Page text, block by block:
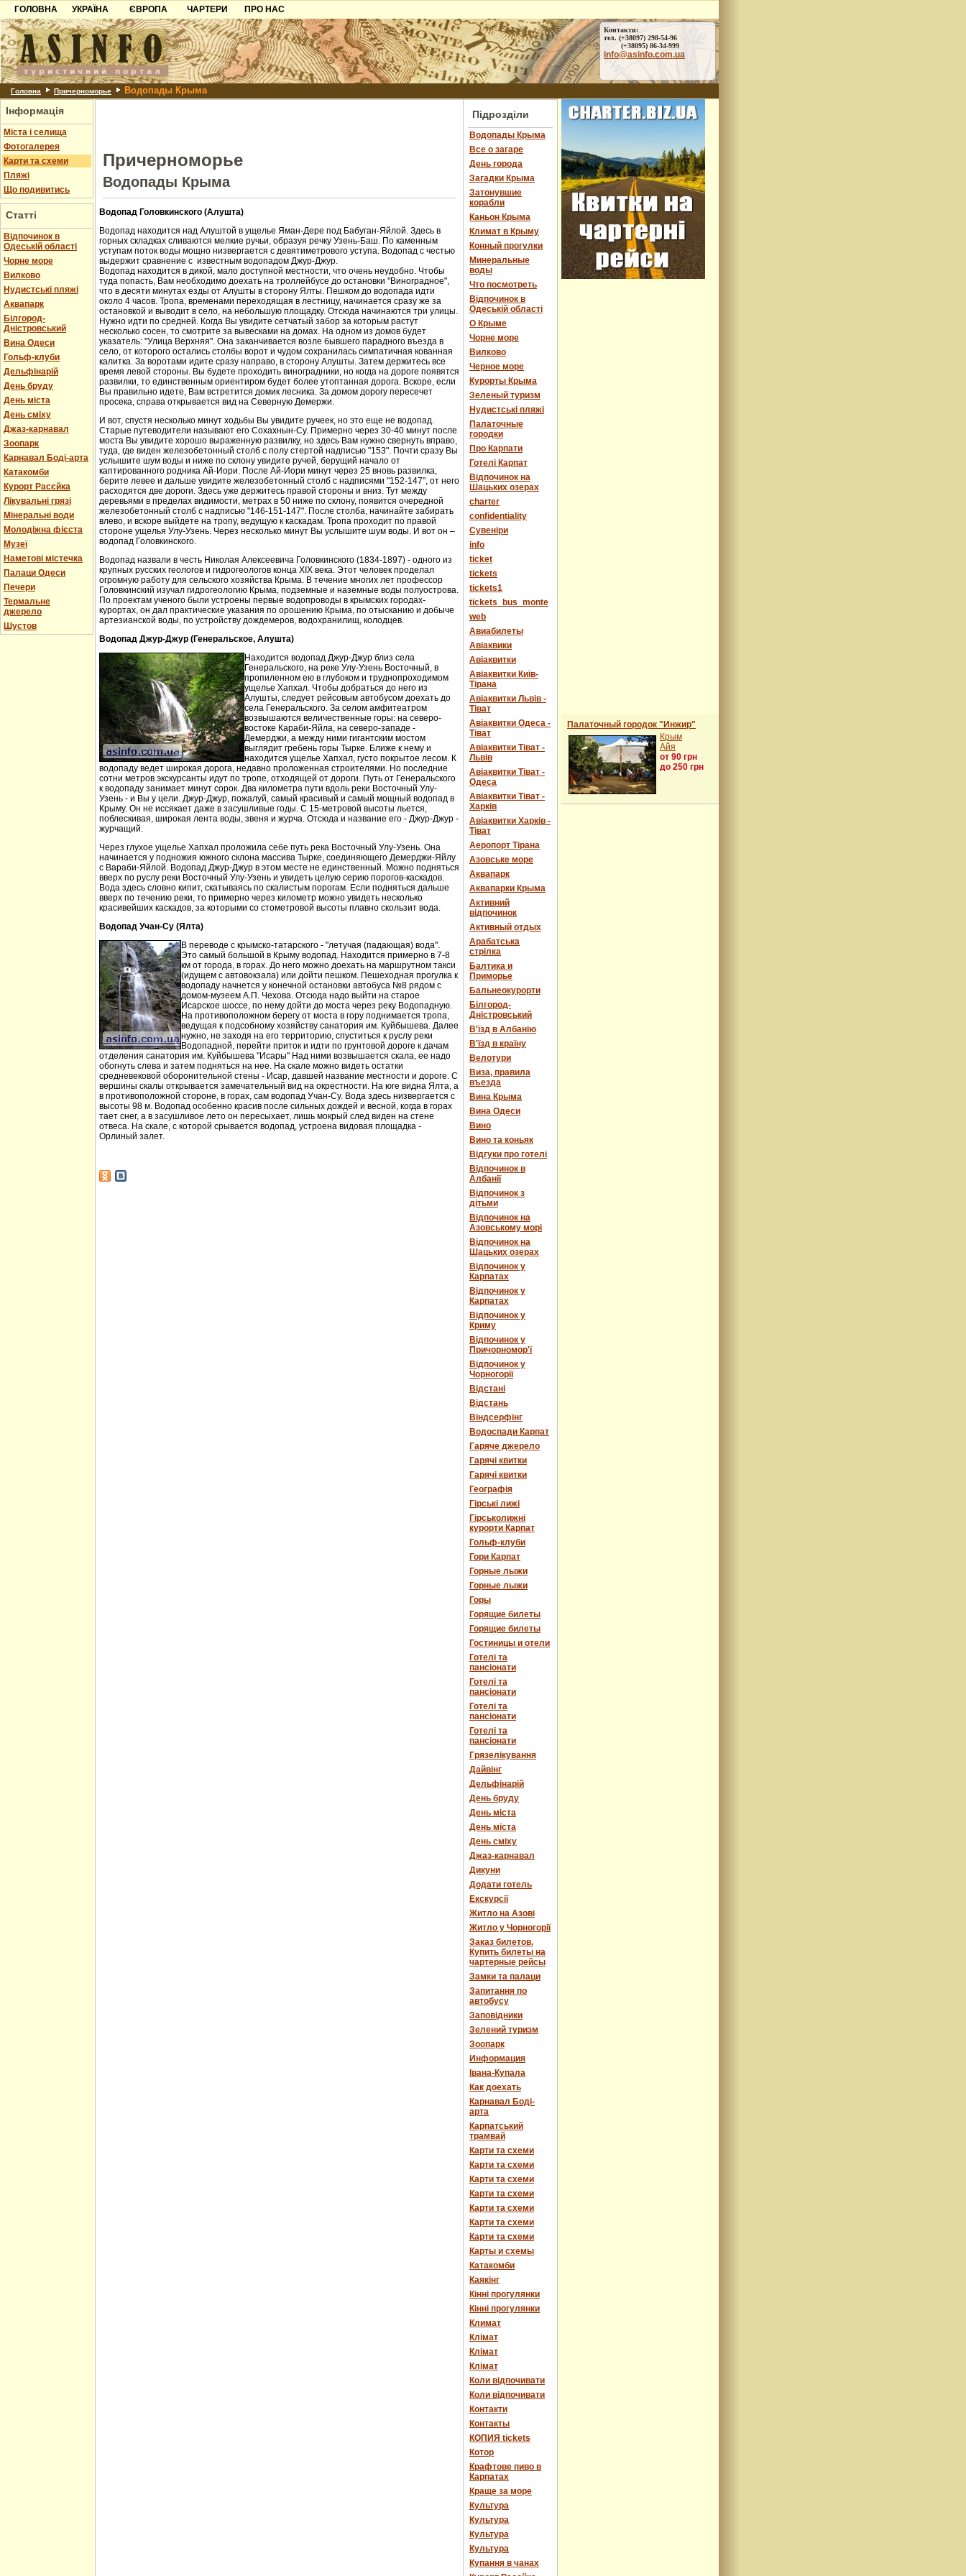
ГОЛОВНА
УКРАЇНА
Карпати
Азов
Причорноморря
Шацьк
ЄВРОПА
Чорногорія
Хорватія
Болгарія
Албанія
ЧАРТЕРИ
ПРО НАС
Контакти
Партнерам
Додати готель
Контакти:
тел. (+38097) 298-54-96
(+38095) 86-34-999
info@asinfo.com.ua
Головна Причерноморье Водопады Крыма
Інформація
Міста і селища
Фотогалерея
Карти та схеми
Пляжі
Що подивитись
Статті
Відпочинок в
Одеській області
Чорне море
Вилково
Нудистські пляжі
Аквапарк
Білгород-
Дністровський
Вина Одеси
Гольф-клуби
Дельфінарій
День бруду
День міста
День сміху
Джаз-карнавал
Зоопарк
Карнавал Боді-арта
Катакомби
Курорт Расєйка
Лікувальні грязі
Мінеральні води
Молодіжна фієста
Музеї
Наметові містечка
Палаци Одеси
Печери
Термальне
джерело
Шустов
Причерноморье
Водопады Крыма
Водопад Головкинского (Алушта)
Водопад находится над Алуштой в ущелье Яман-Дере под Бабуган-Яйлой. Здесь в
горных складках сливаются мелкие ручьи, образуя речку Узень-Баш. По каменным
уступам поток воды мощно низвергается с девятиметрового уступа. Водопад с честью
выдержит сравнение с известным водопадом Джур-Джур.
Водопад находится в дикой, мало доступной местности, что очень неудобно. Чтобы
туда попасть, Вам необходимо доехать на троллейбусе до остановки "Виноградное",
что в десяти минутах езды от Алушты в сторону Ялты. Пешком до водопада идти
около 4 часов. Тропа, временами переходящая в лестницу, начинается сразу же за
остановкой и выводит в село, на небольшую площадку. Отсюда начинаются три улицы.
Нужно идти по средней. Когда Вы увидите сетчатый забор за которым растут
несколько сосен, то смотрите за вывесками на домах. На одном из домов будет
указатель: "Улица Верхняя". Она заканчивается возле бывшего парадного въезда в
село, от которого остались столбы ворот и чудом сохранилась симпатичная кованная
калитка. За воротами идите сразу направо, в сторону Алушты. Затем держитесь все
время левой стороны. Вы будете проходить виноградники, но когда на дороге появятся
развилки, то единственным ориентиром будет более утоптанная дорога. Вскоре, если
Вы правильно идете, Вам встретится домик лесника. За домом дорогу пересечет
просека, справа открывается вид на Северную Демержи.
И вот, спустя несколько минут ходьбы Вы увидите ручеек, но это еще не водопад.
Старые путеводители называют его Сохахнын-Су. Примерно через 30-40 минут после
моста Вы увидите хорошо выраженную развилку, но здесь Вам нужно свернуть вправо,
туда, где виден железобетонный столб с полу стертой надписью "153". Почти сразу Вы
услышите шум воды и ниже по склону увидите ручей, берущий начало от
каптированного родника Ай-Иори. После Ай-Иори минут через 25 вновь развилка,
берите левее и дальше увидите железобетонный столб с надписями "152-147", от него
расходятся две дороги. Здесь уже держитесь правой стороны и вниз. Тут между
деревьями в пределах видимости, метрах в 50 ниже по склону, появится очередной
железобетонный столб с надписью "146-151-147". После столба, начинайте забирать
влево, и вскоре выйдете на тропу, ведущую к каскадам. Тропа проходит по правой
стороне ущелья Улу-Узень. Через несколько минут Вы услышите шум воды. И вот он –
водопад Головкинского.
Водопад назвали в честь Николая Алексеевича Головкинского (1834-1897) - одного из
крупных русских геологов и гидрогеологов конца XIX века. Этот человек проделал
огромную работу для сельского хозяйства Крыма. В течение многих лет профессор
Головкинский изучал гидрогеологию Крыма, подземные и наземные воды полуострова.
По проектам ученого были устроены первые водопроводы в крымских городах-
курортах, он дал практические указания по орошению Крыма, по отысканию и добыче
артезианской воды, по устройству дождемеров, водохранилищ, колодцев.
Водопад Джур-Джур (Генеральское, Алушта)
Находится водопад Джур-Джур близ села
Генеральского, на реке Улу-Узень Восточный, в
пропиленном ею в глубоком и труднопроходимом
ущелье Хапхал. Чтобы добраться до него из
Алушты, следует рейсовым автобусом доехать до
села Генеральского. За селом амфитеатром
возвышаются величественные горы: на северо-
востоке Караби-Яйла, на северо-западе -
Демерджи, а между ними гигантским мостом
выглядит гребень горы Тырке. Ближе к нему и
находится ущелье Хапхал, густо покрытое лесом. К
водопаду ведет широкая дорога, недавно проложенная строителями. Но последние
сотни метров экскурсанты идут по тропе, отходящей от дороги. Путь от Генеральского
к водопаду занимает минут сорок. Два километра пути вдоль реки Восточный Улу-
Узень - и Вы у цели. Джур-Джур, пожалуй, самый красивый и самый мощный водопад в
Крыму. Он не иссякает даже в засушливые годы. С 15-метровой высоты льется,
поблескивая, широкая лента воды, звеня и журча. Отсюда и название его - Джур-Джур -
журчащий.
Через глухое ущелье Хапхал проложила себе путь река Восточный Улу-Узень. Она
начинается у подножия южного склона массива Тырке, соединяющего Демерджи-Яйлу
с Вараби-Яйлой. Водопад Джур-Джур в этом месте не единственный. Можно подняться
вверх по руслу реки Восточный Улу-Узень и увидеть целую серию порогов-каскадов.
Вода здесь словно кипит, скатываясь по скалистым порогам. Если подняться дальше
вверх по течению реки, то примерно через километр можно увидеть несколько
красивейших каскадов, за которыми со стометровой высоты плавно скользит вода.
Водопад Учан-Су (Ялта)
В переводе с крымско-татарского - "летучая (падающая) вода".
Это самый большой в Крыму водопад. Находится примерно в 7-8
км от города, в горах. До него можно доехать на маршрутном такси
(идущем с автовокзала) или дойти пешком. Пешеходная прогулка к
водопаду начнется у конечной остановки автобуса №8 рядом с
домом-музеем А.П. Чехова. Отсюда надо выйти на старое
Исарское шоссе, по нему дойти до моста через реку Водопадную.
На противоположном берегу от моста в гору поднимается тропа,
ведущая к подсобному хозяйству санатория им. Куйбышева. Далее
нужно, не заходя на его территорию, спуститься к руслу реки
Водопадной, перейти приток и идти по грунтовой дороге к дачам
отделения санатория им. Куйбышева "Исары" Над ними возвышается скала, ее надо
обогнуть слева и затем подняться на нее. На скале можно видеть остатки
средневековой оборонительной стены - Исар, давшей название местности и дороге. С
вершины скалы открывается замечательный вид на окрестности. На юге видна Ялта, а
в противоположной стороне, в горах, сам водопад Учан-Су. Вода здесь низвергается с
высоты 98 м. Водопад особенно красив после сильных дождей и весной, когда в горах
тает снег, а в засушливое лето он пересыхает, лишь мокрый след виден на стене
отвеса. На скале, с которой срывается водопад, устроена видовая площадка -
Орлиный залет.
Підрозділи
Водопады Крыма
Все о загаре
День города
Загадки Крыма
Затонувшие
корабли
Каньон Крыма
Климат в Крыму
Конный прогулки
Минеральные
воды
Что посмотреть
Відпочинок в
Одеській області
О Крыме
Чорне море
Вилково
Черное море
Курорты Крыма
Зеленый туризм
Нудистські пляжі
Палаточные
городки
Про Карпати
Готелі Карпат
Відпочинок на
Шацьких озерах
charter
confidentiality
Cувеніри
info
ticket
tickets
tickets1
tickets_bus_monte
web
Авиабилеты
Авіаквики
Авіаквитки
Авіаквитки Київ-
Тірана
Авіаквитки Львів -
Тіват
Авіаквитки Одеса -
Тіват
Авіаквитки Тіват -
Львів
Авіаквитки Тіват -
Одеса
Авіаквитки Тіват -
Харків
Авіаквитки Харків -
Тіват
Аеропорт Тірана
Азовське море
Аквапарк
Аквапарки Крыма
Активний
відпочинок
Активный отдых
Арабатська
стрілка
Балтика и
Приморье
Бальнеокурорти
Білгород-
Дністровський
В'їзд в Албанію
В'їзд в країну
Велотури
Виза, правила
въезда
Вина Крыма
Вина Одеси
Вино
Вино та коньяк
Відгуки про готелі
Відпочинок в
Албанії
Відпочинок з
дітьми
Відпочинок на
Азовському морі
Відпочинок на
Шацьких озерах
Відпочинок у
Карпатах
Відпочинок у
Карпатах
Відпочинок у
Криму
Відпочинок у
Причорномор'ї
Відпочинок у
Чорногорії
Відстані
Відстань
Віндсерфінг
Водоспади Карпат
Гаряче джерело
Гарячі квитки
Гарячі квитки
Географія
Гірські лижі
Гірськолижні
курорти Карпат
Гольф-клуби
Гори Карпат
Горные лыжи
Горные лыжи
Горы
Горящие билеты
Горящие билеты
Гостиницы и отели
Готелі та
пансіонати
Готелі та
пансіонати
Готелі та
пансіонати
Готелі та
пансіонати
Грязелікування
Дайвінг
Дельфінарій
День бруду
День міста
День міста
День сміху
Джаз-карнавал
Дикуни
Додати готель
Екскурсії
Житло на Азові
Житло у Чорногорії
Заказ билетов.
Купить билеты на
чартерные рейсы
Замки та палаци
Запитання по
автобусу
Заповідники
Зелений туризм
Зоопарк
Информация
Івана-Купала
Как доехать
Карнавал Боді-
арта
Карпатський
трамвай
Карти та схеми
Карти та схеми
Карти та схеми
Карти та схеми
Карти та схеми
Карти та схеми
Карти та схеми
Карты и схемы
Катакомби
Каякінг
Кінні прогулянки
Кінні прогулянки
Климат
Клімат
Клімат
Клімат
Коли відпочивати
Коли відпочивати
Контакти
Контакты
КОПИЯ tickets
Котор
Крафтове пиво в
Карпатах
Краще за море
Культура
Культура
Культура
Культура
Купання в чанах
Палаточный городок "Инжир"
Крым
Айя
от 90 грн
до 250 грн